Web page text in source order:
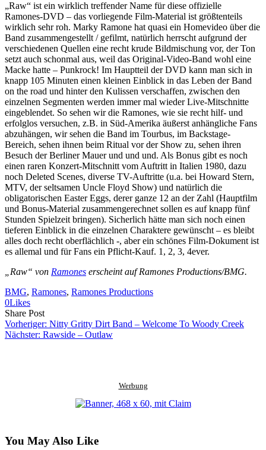
Facebook
to
clipboard
via
eMail
„Raw“ ist ein wirklich treffender Name für diese offizielle
Ramones-DVD – das vorliegende Film-Material ist größtenteils
wirklich sehr roh. Marky Ramone hat quasi ein Homevideo über die
Band zusammengestellt / gefilmt, natürlich herrscht aufgrund der
verschiedenen Quellen eine recht krude Bildmischung vor, der Ton
setzt auch schonmal aus, weil das Original-Video-Band wohl eine
Macke hatte – Punkrock! Im Hauptteil der DVD kann man sich in
knapp 105 Minuten einen kleinen Einblick in das Leben der Band
on the road und hinter den Kulissen verschaffen, zwischen den
einzelnen Segmenten werden immer mal wieder Live-Mitschnitte
eingeblendet. So sehen wir die Ramones, wie sie recht hilf- und
erfolglos versuchen, z.B. in Süd-Amerika äußerst anhängliche Fans
abzuhängen, wir sehen die Band im Tourbus, im Backstage-
Bereich, sehen ihnen beim Ritual vor der Show zu, sehen ihren
Besuch der Berliner Mauer und und und. Als Bonus gibt es noch
einen raren Konzert-Mitschnitt vom Auftritt in Italien 1980, dazu
noch Deleted Scenes, diverse TV-Auftritte (u.a. bei Howard Stern,
MTV, der seltsamen Uncle Floyd Show) und natürlich die
obligatorischen Easter Eggs, derer ganze 12 an der Zahl (Hauptfilm
und Bonus-Material zusammengerechnet sollen es auf knapp fünf
Stunden Spielzeit bringen). Sicherlich hätte man sich noch einen
tieferen Einblick in die einzelnen Charaktere gewünscht – es bleibt
alles doch recht oberflächlich -, aber ein schönes Film-Dokument ist
es allemal und für Fans ein Pflicht-Kauf. 1, 2, 3, 4ever.
„Raw“ von Ramones erscheint auf Ramones Productions/BMG.
BMG, Ramones, Ramones Productions
0Likes
Share PostShare
on
Facebook
Copy
URL
to
Send
Link
via
Vorheriger: Nitty Gritty Dirt Band – Welcome To Woody Creek
Nächster: Rawside – Outlaw
Werbung
You May Also Like